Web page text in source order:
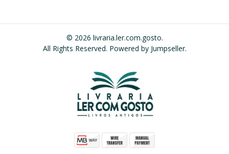
© 2026 livraria.ler.com.gosto.
All Rights Reserved. Powered by Jumpseller.